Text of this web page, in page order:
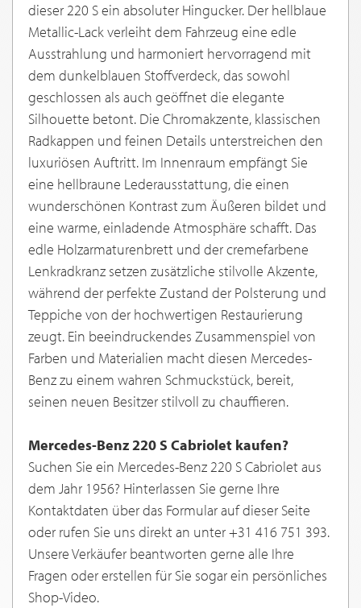
dieser 220 S ein absoluter Hingucker. Der hellblaue
Metallic-Lack verleiht dem Fahrzeug eine edle
Ausstrahlung und harmoniert hervorragend mit
dem dunkelblauen Stoffverdeck, das sowohl
geschlossen als auch geöffnet die elegante
Silhouette betont. Die Chromakzente, klassischen
Radkappen und feinen Details unterstreichen den
luxuriösen Auftritt. Im Innenraum empfängt Sie
eine hellbraune Lederausstattung, die einen
wunderschönen Kontrast zum Äußeren bildet und
eine warme, einladende Atmosphäre schafft. Das
edle Holzarmaturenbrett und der cremefarbene
Lenkradkranz setzen zusätzliche stilvolle Akzente,
während der perfekte Zustand der Polsterung und
Teppiche von der hochwertigen Restaurierung
zeugt. Ein beeindruckendes Zusammenspiel von
Farben und Materialien macht diesen Mercedes-
Benz zu einem wahren Schmuckstück, bereit,
seinen neuen Besitzer stilvoll zu chauffieren.
Mercedes-Benz 220 S Cabriolet kaufen?
Suchen Sie ein Mercedes-Benz 220 S Cabriolet aus
dem Jahr 1956? Hinterlassen Sie gerne Ihre
Kontaktdaten über das Formular auf dieser Seite
oder rufen Sie uns direkt an unter +31 416 751 393.
Unsere Verkäufer beantworten gerne alle Ihre
Fragen oder erstellen für Sie sogar ein persönliches
Shop-Video.